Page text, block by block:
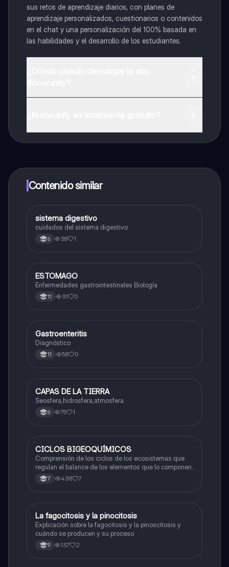
sus retos de aprendizaje diarios, con planes de
aprendizaje personalizados, cuestionarios o contenidos
en el chat y una personalización del 100% basada en
las habilidades y el desarrollo de los estudiantes.
a determinadas funciones.
Contenido similar
Biologia
sistema digestivo
cuidados del sistema digestivo
6 38 1
Biologia
ESTOMAGO
Enfermedades gastrointestinales Biología
11 31 0
Biologia
Gastroenteritis
Diagnóstico
11 58 0
Biologia
CAPAS DE LA TIERRA
Seosfera,hidrosfera,atmosfera
6 75 1
Biologia
CICLOS BIGEOQUÍMICOS
Comprensión de los ciclos de los ecosistemas que
regulan el balance de los elementos que lo componen.
7 438 7
Biologia
La fagocitosis y la pinocitosis
Explicación sobre la fagocitosis y la pinoscitosis y
cuándo se producen y su proceso
9 137 2